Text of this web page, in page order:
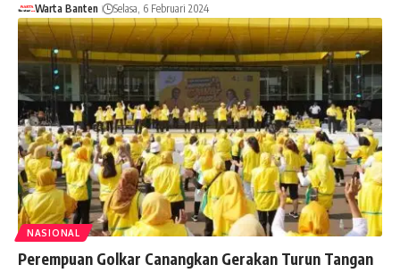
Warta Banten Selasa, 6 Februari 2024
NASIONAL
Perempuan Golkar Canangkan Gerakan Turun Tangan